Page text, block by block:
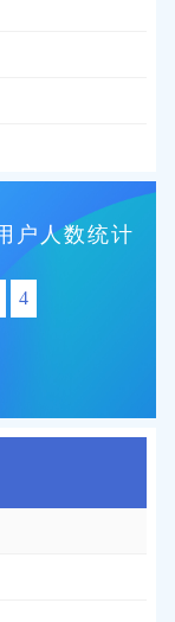
户人数统计
4